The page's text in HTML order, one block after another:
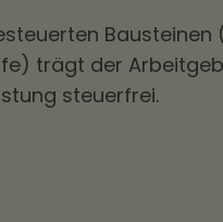
Bausteinen
trägt der
steuerfrei.